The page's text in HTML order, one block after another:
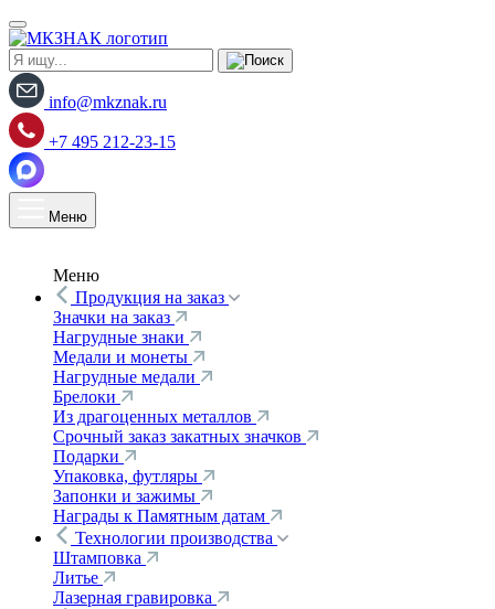
info@mkznak.ru
+7 495 212-23-15
Меню
Меню
Продукция на заказ
Значки на заказ
Нагрудные знаки
Медали и монеты
Нагрудные медали
Брелоки
Из драгоценных металлов
Срочный заказ закатных значков
Подарки
Упаковка, футляры
Запонки и зажимы
Награды к Памятным датам
Технологии производства
Штамповка
Литье
Лазерная гравировка